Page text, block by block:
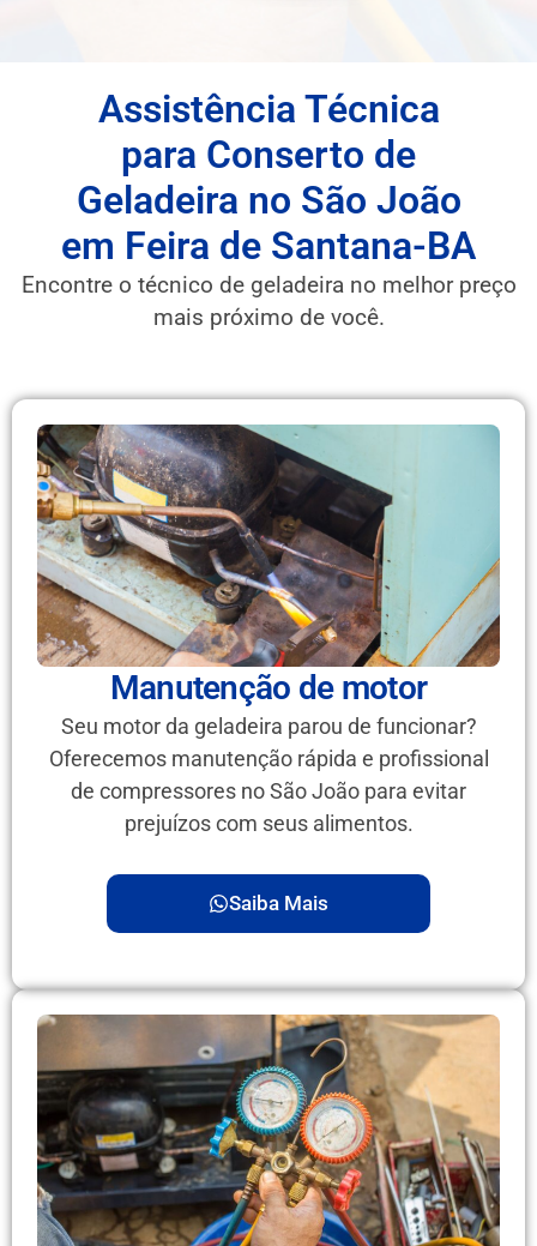
Assistência Técnica
para Conserto de
Geladeira no São João
em Feira de Santana-BA
Encontre o técnico de geladeira no melhor preço
mais próximo de você.
Manutenção de motor
Seu motor da geladeira parou de funcionar?
Oferecemos manutenção rápida e profissional
de compressores no São João para evitar
prejuízos com seus alimentos.
Saiba Mais